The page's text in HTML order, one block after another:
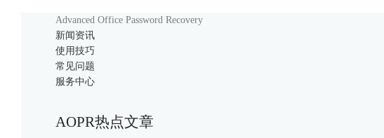
Advanced Office Password Recovery
新闻资讯
使用技巧
常见问题
服务中心
AOPR热点文章